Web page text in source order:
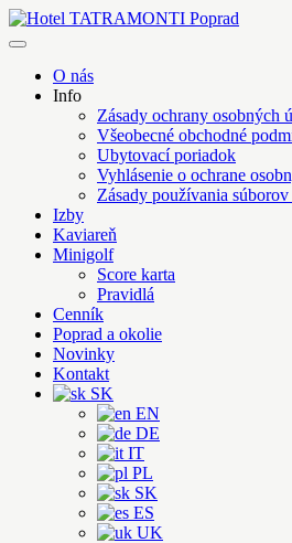
Skip
to
O nás
Info
Zásady ochrany osobných
Všeobecné obchodné
Ubytovací poriadok
Vyhlásenie o ochrane
Zásady používania
Izby
Kaviareň
Minigolf
Score karta
Pravidlá
Cenník
Poprad a okolie
Novinky
Kontakt
SK
EN
DE
IT
PL
SK
ES
UK